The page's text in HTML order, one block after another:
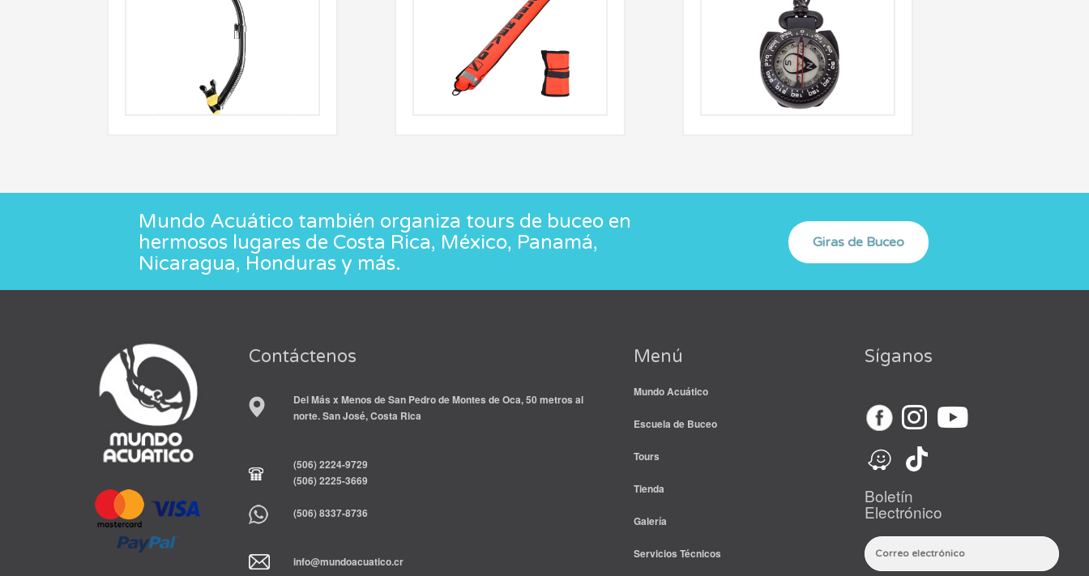
Mundo Acuático también organiza tours de buceo en
hermosos lugares de Costa Rica, México, Panamá,
Nicaragua, Honduras y más.
Contáctenos
Del Más x Menos de San Pedro de Montes de Oca, 50 metros al
norte. San José, Costa Rica
(506) 2224-9729
(506) 2225-3669
(506) 8337-8736
info@mundoacuatico.cr
Menú
Mundo Acuático
Escuela de Buceo
Tours
Tienda
Galería
Servicios Técnicos
Síganos
Boletín
Electrónico